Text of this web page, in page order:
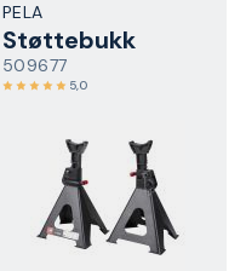
PELA
Støttebukk
509677
5,0